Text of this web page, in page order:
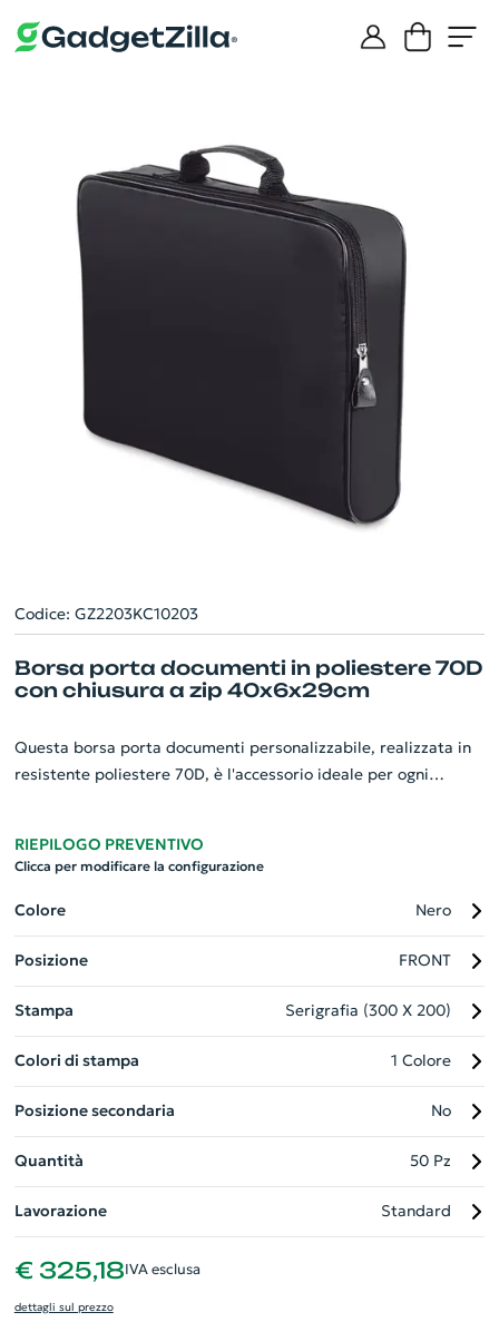
Codice: GZ2203KC10203
Borsa porta documenti in poliestere 70D
con chiusura a zip 40x6x29cm
Questa borsa porta documenti personalizzabile, realizzata in
resistente poliestere 70D, è l'accessorio ideale per ogni
maniera organizzata e sicura. La chiusura a zip assicura che
Pratica e funzionale, è un gadget aziendale perfetto che
esprime professionalità e cura per il dettaglio. Scegliete la
nostra borsa porta documenti per dare marcia in più al vostro
marchio!
RIEPILOGO PREVENTIVO
Clicca per modificare la configurazione
Colore Nero
Posizione FRONT
Stampa Serigrafia (300 X 200)
Colori di stampa 1 Colore
Posizione secondaria No
Quantità 50 Pz
Lavorazione Standard
€ 325,18IVA esclusa
dettagli sul prezzo